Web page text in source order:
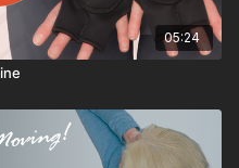
05:24